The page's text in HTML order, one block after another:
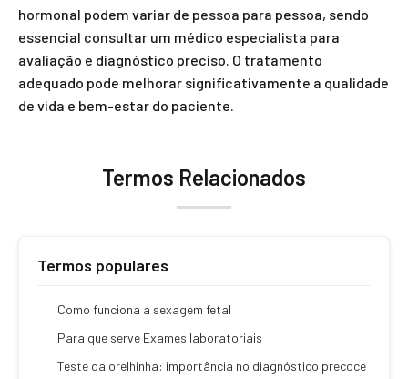
hormonal podem variar de pessoa para pessoa, sendo
essencial consultar um médico especialista para
avaliação e diagnóstico preciso. O tratamento
adequado pode melhorar significativamente a qualidade
de vida e bem-estar do paciente.
Termos Relacionados
Termos populares
Como funciona a sexagem fetal
Para que serve Exames laboratoriais
Teste da orelhinha: importância no diagnóstico precoce